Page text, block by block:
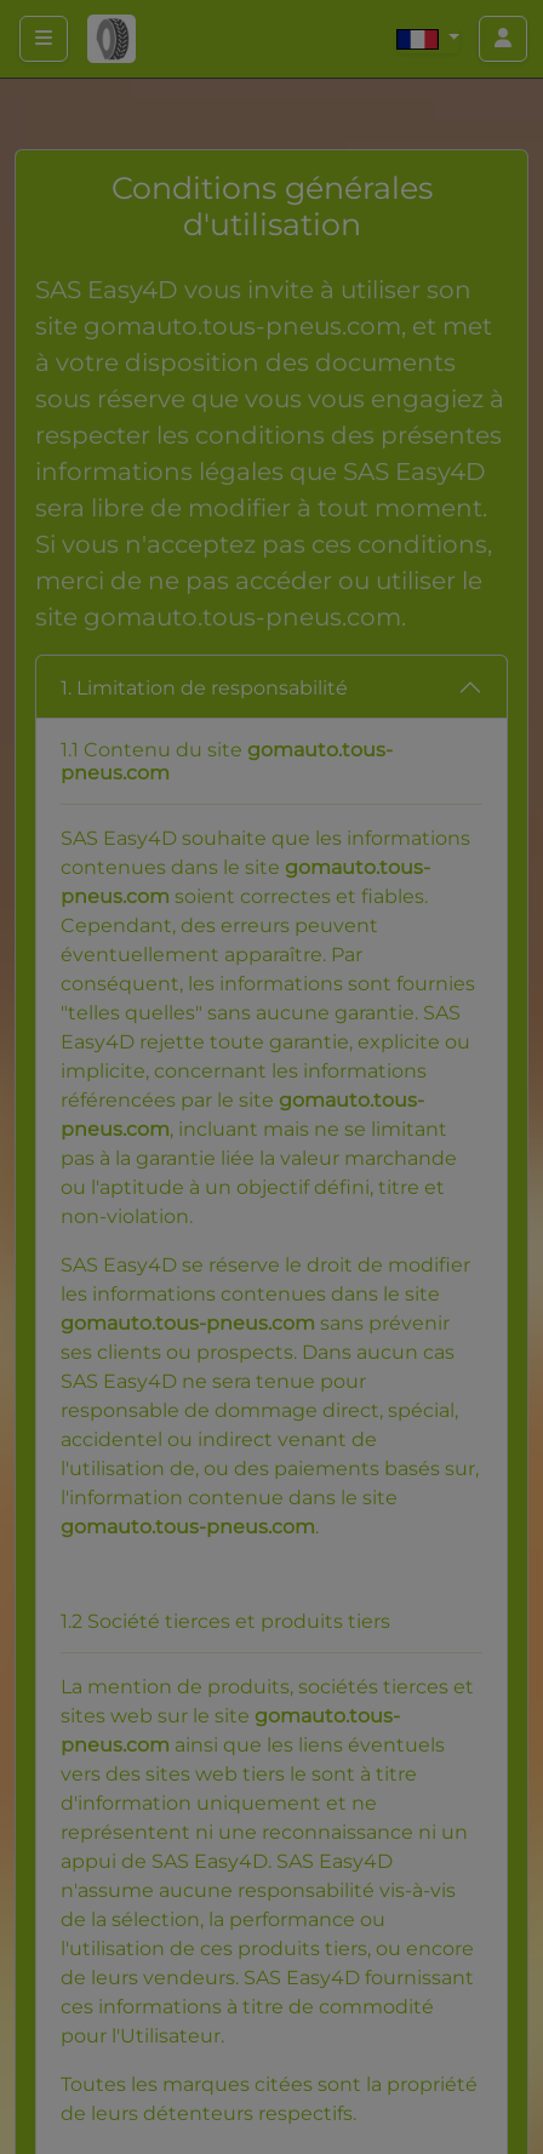
Conditions générales
d'utilisation
SAS Easy4D vous invite à utiliser son
site gomauto.tous-pneus.com, et met
à votre disposition des documents
sous réserve que vous vous engagiez à
respecter les conditions des présentes
informations légales que SAS Easy4D
sera libre de modifier à tout moment.
Si vous n'acceptez pas ces conditions,
merci de ne pas accéder ou utiliser le
site gomauto.tous-pneus.com.
1. Limitation de responsabilité
1.1 Contenu du site gomauto.tous-
pneus.com
SAS Easy4D souhaite que les informations
contenues dans le site gomauto.tous-
pneus.com soient correctes et fiables.
Cependant, des erreurs peuvent
éventuellement apparaître. Par
conséquent, les informations sont fournies
"telles quelles" sans aucune garantie. SAS
Easy4D rejette toute garantie, explicite ou
implicite, concernant les informations
référencées par le site gomauto.tous-
pneus.com, incluant mais ne se limitant
pas à la garantie liée la valeur marchande
ou l'aptitude à un objectif défini, titre et
non-violation.
SAS Easy4D se réserve le droit de modifier
les informations contenues dans le site
gomauto.tous-pneus.com sans prévenir
ses clients ou prospects. Dans aucun cas
SAS Easy4D ne sera tenue pour
responsable de dommage direct, spécial,
accidentel ou indirect venant de
l'utilisation de, ou des paiements basés sur,
l'information contenue dans le site
gomauto.tous-pneus.com.
1.2 Société tierces et produits tiers
La mention de produits, sociétés tierces et
sites web sur le site gomauto.tous-
pneus.com ainsi que les liens éventuels
vers des sites web tiers le sont à titre
d'information uniquement et ne
représentent ni une reconnaissance ni un
appui de SAS Easy4D. SAS Easy4D
n'assume aucune responsabilité vis-à-vis
de la sélection, la performance ou
l'utilisation de ces produits tiers, ou encore
de leurs vendeurs. SAS Easy4D fournissant
ces informations à titre de commodité
pour l'Utilisateur.
Toutes les marques citées sont la propriété
de leurs détenteurs respectifs.